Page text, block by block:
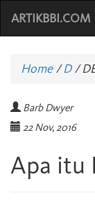
ARTIKBBI.COM
Home/D /
Barb Dwyer
22 Nov, 2016
Apa itu